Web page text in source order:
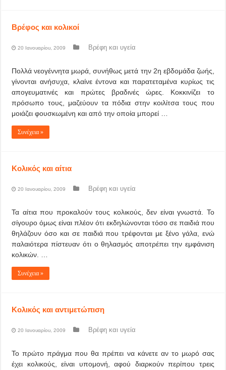
Βρέφος και κολικοί
20 Ιανουαρίου, 2009 Βρέφη και υγεία
Πολλά νεογέννητα μωρά, συνήθως μετά την 2η εβδομάδα ζωής,
γίνονται ανήσυχα, κλαίνε έντονα και παρατεταμένα κυρίως τις
απογευματινές και πρώτες βραδινές ώρες. Κοκκινίζει το
πρόσωπο τους, μαζεύουν τα πόδια στην κοιλίτσα τους που
μοιάζει φουσκωμένη και από την οποία μπορεί …
Συνέχεια »
Κολικός και αίτια
20 Ιανουαρίου, 2009 Βρέφη και υγεία
Τα αίτια που προκαλούν τους κολικούς, δεν είναι γνωστά. Το
σίγουρο όμως είναι πλέον ότι εκδηλώνονται τόσο σε παιδιά που
θηλάζουν όσο και σε παιδιά που τρέφονται με ξένο γάλα, ενώ
παλαιότερα πίστευαν ότι ο θηλασμός αποτρέπει την εμφάνιση
κολικών. …
Συνέχεια »
Κολικός και αντιμετώπιση
20 Ιανουαρίου, 2009 Βρέφη και υγεία
Το πρώτο πράγμα που θα πρέπει να κάνετε αν το μωρό σας
έχει κολικούς, είναι υπομονή, αφού διαρκούν περίπου τρεις